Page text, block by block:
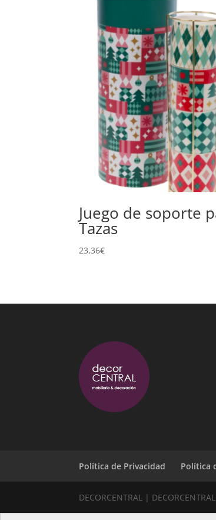
Juego de soporte
Tazas
23,36€
Política de Privacidad Política
DECORCENTRAL |